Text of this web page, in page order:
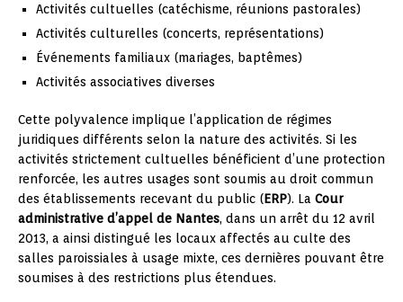
Activités cultuelles (catéchisme, réunions pastorales)
Activités culturelles (concerts, représentations)
Événements familiaux (mariages, baptêmes)
Activités associatives diverses
Cette polyvalence implique l’application de régimes
juridiques différents selon la nature des activités. Si les
activités strictement cultuelles bénéficient d’une protection
renforcée, les autres usages sont soumis au droit commun
des établissements recevant du public (ERP). La Cour
administrative d’appel de Nantes, dans un arrêt du 12 avril
2013, a ainsi distingué les locaux affectés au culte des
salles paroissiales à usage mixte, ces dernières pouvant être
soumises à des restrictions plus étendues.